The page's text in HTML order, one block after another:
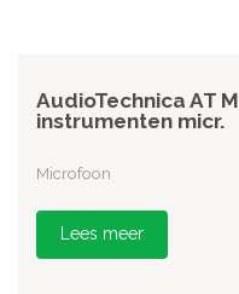
AudioTechnica AT
instrumenten micr.
Microfoon
Lees meer